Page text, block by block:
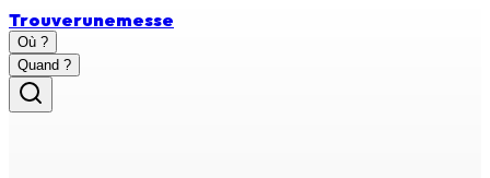
Trouverunemesse
Où ?
Quand ?